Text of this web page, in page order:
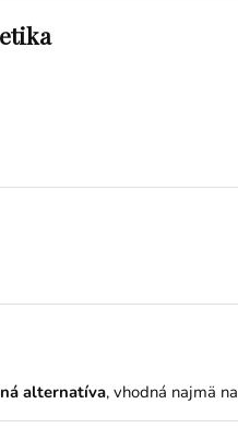
alternatíva, vhodná najmä na